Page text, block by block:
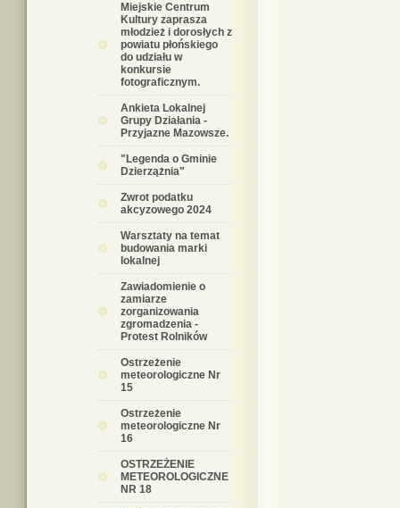
Miejskie Centrum
Kultury zaprasza
młodzież i dorosłych z
powiatu płońskiego
do udziału w
konkursie
fotograficznym.
Ankieta Lokalnej
Grupy Działania -
Przyjazne Mazowsze.
"Legenda o Gminie
Dzierzążnia"
Zwrot podatku
akcyzowego 2024
Warsztaty na temat
budowania marki
lokalnej
Zawiadomienie o
zamiarze
zorganizowania
zgromadzenia -
Protest Rolników
Ostrzeżenie
meteorologiczne Nr
15
Ostrzeżenie
meteorologiczne Nr
16
OSTRZEŻENIE
METEOROLOGICZNE
NR 18